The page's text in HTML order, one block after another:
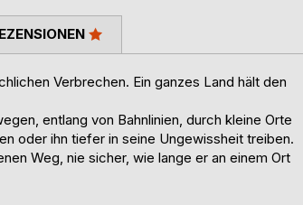
Verbrechen. Ein ganzes Land hält den
entlang von Bahnlinien, durch kleine Orte
oder ihn tiefer in seine Ungewissheit treiben.
Weg, nie sicher, wie lange er an einem Ort